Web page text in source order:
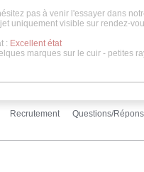
pas à venir l'essayer dans
uniquement visible sur rendez-
: Excellent état
marques sur le cuir - petites
Recrutement Questions/